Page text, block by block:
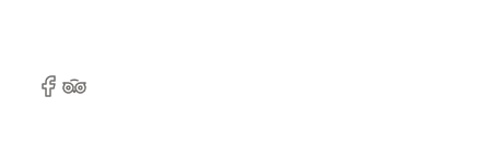
Facebook
Tripadvisor